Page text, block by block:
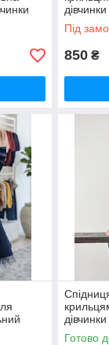
сарафан
Під
850 ₴
сарафан
Готово